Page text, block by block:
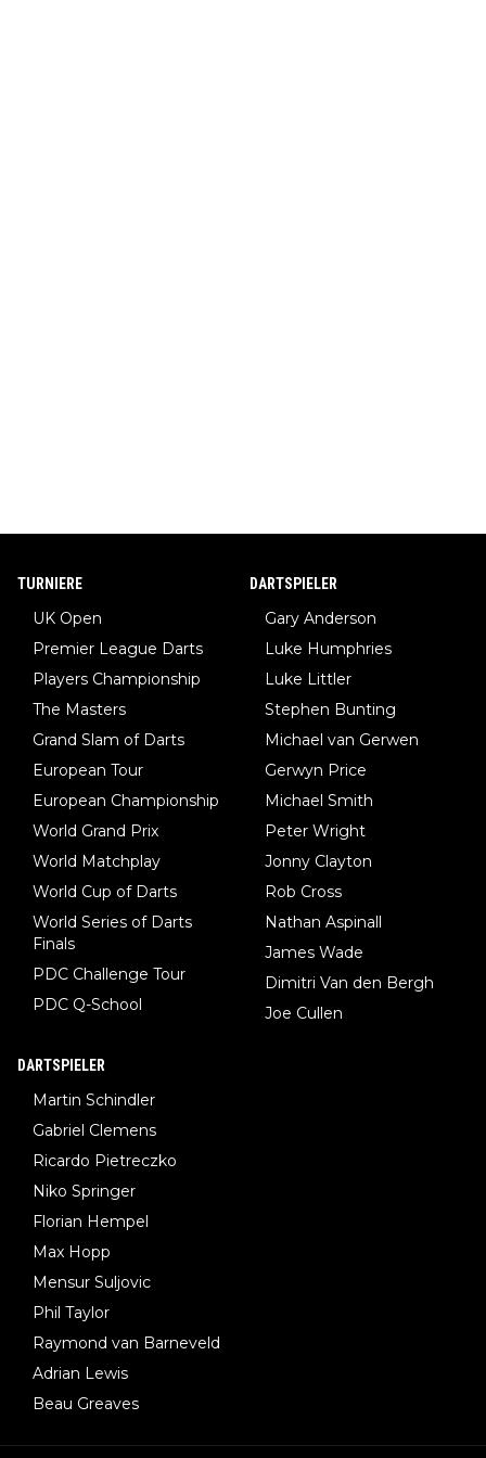
TURNIERE
UK Open
Premier League Darts
Players Championship
The Masters
Grand Slam of Darts
European Tour
European Championship
World Grand Prix
World Matchplay
World Cup of Darts
World Series of Darts
Finals
PDC Challenge Tour
PDC Q-School
DARTSPIELER
Gary Anderson
Luke Humphries
Luke Littler
Stephen Bunting
Michael van Gerwen
Gerwyn Price
Michael Smith
Peter Wright
Jonny Clayton
Rob Cross
Nathan Aspinall
James Wade
Dimitri Van den Bergh
Joe Cullen
DARTSPIELER
Martin Schindler
Gabriel Clemens
Ricardo Pietreczko
Niko Springer
Florian Hempel
Max Hopp
Mensur Suljovic
Phil Taylor
Raymond van Barneveld
Adrian Lewis
Beau Greaves